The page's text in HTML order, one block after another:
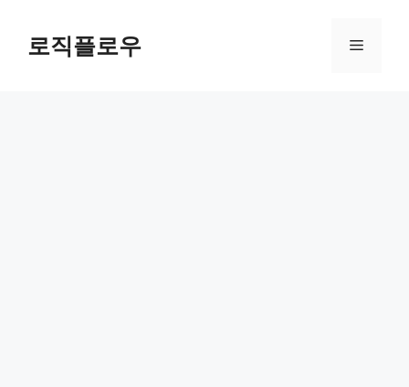
content로직플로우 Menu